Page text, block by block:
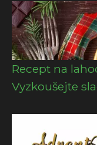
Recept na
Vyzkoušejte